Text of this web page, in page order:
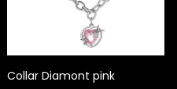
Collar Diamont pink